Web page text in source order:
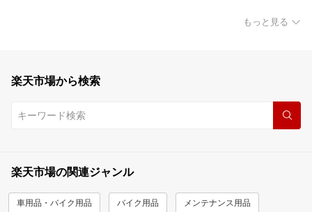
もっと見る
楽天市場から検索
楽天市場の関連ジャンル
車用品・バイク用品 バイク用品 メンテナンス用品